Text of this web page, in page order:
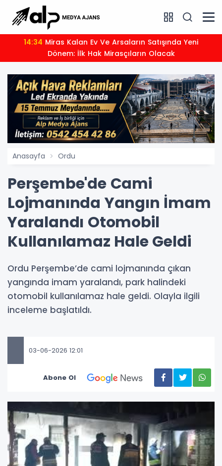
14:34
Dönem: İlk Hak Mirasçıların Olacak
Anasayfa Ordu
Perşembe'de Cami
Lojmanında Yangın İmam
Yaralandı Otomobil
Kullanılamaz Hale Geldi
Ordu Perşembe’de cami lojmanında çıkan
yangında imam yaralandı, park halindeki
otomobil kullanılamaz hale geldi. Olayla ilgili
inceleme başlatıldı.
03-06-2026 12:01
Abone Ol